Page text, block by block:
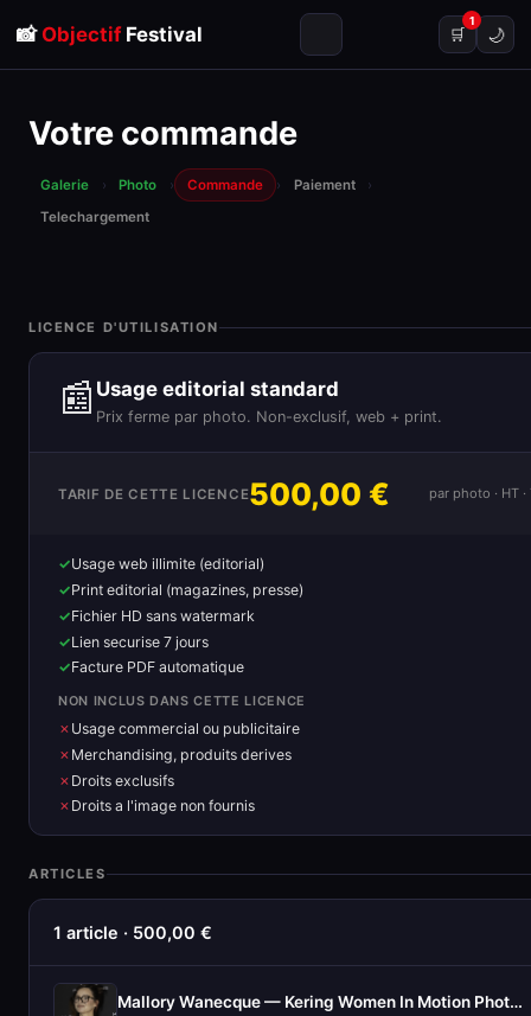
📸 ObjectifFestival 🛒
1
🌙
Votre commande
Galerie › Photo › Commande › Paiement
›
Telechargement
LICENCE D'UTILISATION
📰 Usage editorial standard
Prix ferme par photo. Non-exclusif, web + print.
TARIF DE CETTE LICENCE500,00 € par photo · HT
Usage web illimite (editorial)
Print editorial (magazines, presse)
Fichier HD sans watermark
Lien securise 7 jours
Facture PDF automatique
NON INCLUS DANS CETTE LICENCE
Usage commercial ou publicitaire
Merchandising, produits derives
Droits exclusifs
Droits a l'image non fournis
ARTICLES
1 article · 500,00 €
Mallory Wanecque — Kering Women In Motion Photocall